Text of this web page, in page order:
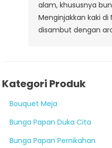
alam, khususnya
Menginjakkan kaki di
disambut dengan
Kategori Produk
Bouquet Meja
Bunga Papan Duka Cita
Bunga Papan Pernikahan